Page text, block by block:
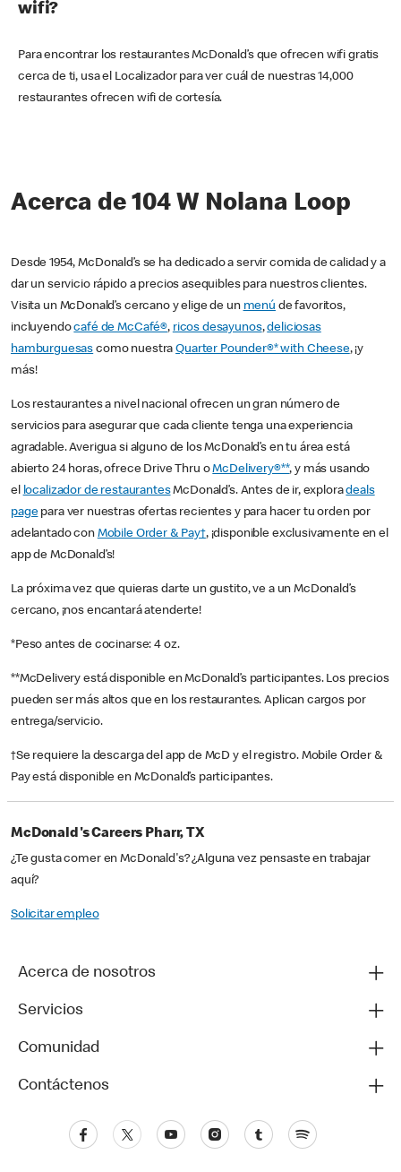
wifi?
Para encontrar los restaurantes McDonald’s que ofrecen wifi gratis
cerca de ti, usa el Localizador para ver cuál de nuestras 14,000
restaurantes ofrecen wifi de cortesía.
Acerca de 104 W Nolana Loop
Desde 1954, McDonald’s se ha dedicado a servir comida de calidad y a
dar un servicio rápido a precios asequibles para nuestros clientes.
Visita un McDonald’s cercano y elige de un menú de favoritos,
incluyendocafé de McCafé®, ricos desayunos,deliciosas
hamburguesas como nuestraQuarter Pounder®* with Cheese, ¡y
más!
Los restaurantes a nivel nacional ofrecen un gran número de
servicios para asegurar que cada cliente tenga una experiencia
agradable. Averigua si alguno de los McDonald’s en tu área está
abierto 24 horas, ofrece Drive Thru oMcDelivery®**, y más usando
el localizador de restaurantesMcDonald’s. Antes de ir, exploradeals
pagepara ver nuestras ofertas recientes y para hacer tu orden por
adelantado con Mobile Order & Pay†, ¡disponible exclusivamente en el
app de McDonald’s!
La próxima vez que quieras darte un gustito, ve a un McDonald’s
cercano, ¡nos encantará atenderte!
*Peso antes de cocinarse: 4 oz.
**McDelivery está disponible en McDonald’s participantes. Los precios
pueden ser más altos que en los restaurantes. Aplican cargos por
entrega/servicio.
†Se requiere la descarga del app de McD y el registro. Mobile Order &
Pay está disponible en McDonald’s participantes.
McDonald's Careers Pharr, TX
¿Te gusta comer en McDonald's? ¿Alguna vez pensaste en trabajar
aquí?
Solicitar empleo
Acerca de nosotros
Servicios
Comunidad
Contáctenos